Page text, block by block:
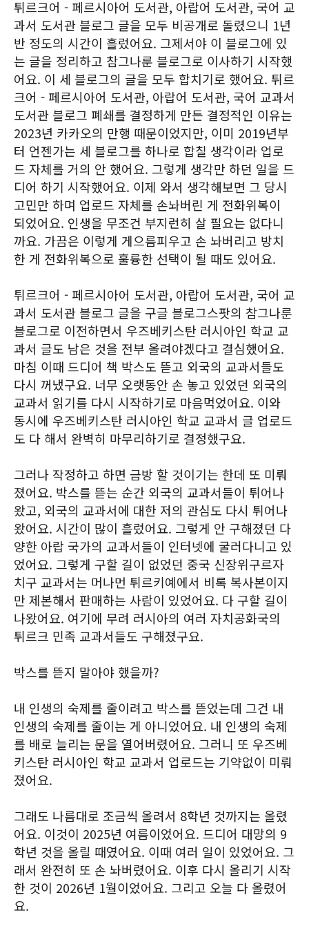
튀르크어 - 페르시아어 도서관, 아랍어 도서관, 국어 교
과서 도서관 블로그 글을 모두 비공개로 돌렸으니 1년
반 정도의 시간이 흘렀어요. 그제서야 이 블로그에 있
는 글을 정리하고 참그나룬 블로그로 이사하기 시작했
어요. 이 세 블로그의 글을 모두 합치기로 했어요. 튀르
크어 - 페르시아어 도서관, 아랍어 도서관, 국어 교과서
도서관 블로그 폐쇄를 결정하게 만든 결정적인 이유는
2023년 카카오의 만행 때문이었지만, 이미 2019년부
터 언젠가는 세 블로그를 하나로 합칠 생각이라 업로
드 자체를 거의 안 했어요. 그렇게 생각만 하던 일을 드
디어 하기 시작했어요. 이제 와서 생각해보면 그 당시
고민만 하며 업로드 자체를 손놔버린 게 전화위복이
되었어요. 인생을 무조건 부지런히 살 필요는 없다니
까요. 가끔은 이렇게 게으름피우고 손 놔버리고 방치
한 게 전화위복으로 훌륭한 선택이 될 때도 있어요.
튀르크어 - 페르시아어 도서관, 아랍어 도서관, 국어 교
과서 도서관 블로그 글을 구글 블로그스팟의 참그나룬
블로그로 이전하면서 우즈베키스탄 러시아인 학교 교
과서 글도 남은 것을 전부 올려야겠다고 결심했어요.
마침 이때 드디어 책 박스도 뜯고 외국의 교과서들도
다시 꺼냈구요. 너무 오랫동안 손 놓고 있었던 외국의
교과서 읽기를 다시 시작하기로 마음먹었어요. 이와
동시에 우즈베키스탄 러시아인 학교 교과서 글 업로드
도 다 해서 완벽히 마무리하기로 결정했구요.
그러나 작정하고 하면 금방 할 것이기는 한데 또 미뤄
졌어요. 박스를 뜯는 순간 외국의 교과서들이 튀어나
왔고, 외국의 교과서에 대한 저의 관심도 다시 튀어나
왔어요. 시간이 많이 흘렀어요. 그렇게 안 구해졌던 다
양한 아랍 국가의 교과서들이 인터넷에 굴러다니고 있
었어요. 그렇게 구할 길이 없었던 중국 신장위구르자
치구 교과서는 머나먼 튀르키예에서 비록 복사본이지
만 제본해서 판매하는 사람이 있었어요. 다 구할 길이
나왔어요. 여기에 무려 러시아의 여러 자치공화국의
튀르크 민족 교과서들도 구해졌구요.
박스를 뜯지 말아야 했을까?
내 인생의 숙제를 줄이려고 박스를 뜯었는데 그건 내
인생의 숙제를 줄이는 게 아니었어요. 내 인생의 숙제
를 배로 늘리는 문을 열어버렸어요. 그러니 또 우즈베
키스탄 러시아인 학교 교과서 업로드는 기약없이 미뤄
졌어요.
그래도 나름대로 조금씩 올려서 8학년 것까지는 올렸
어요. 이것이 2025년 여름이었어요. 드디어 대망의 9
학년 것을 올릴 때였어요. 이때 여러 일이 있었어요. 그
래서 완전히 또 손 놔버렸어요. 이후 다시 올리기 시작
한 것이 2026년 1월이었어요. 그리고 오늘 다 올렸어
요.